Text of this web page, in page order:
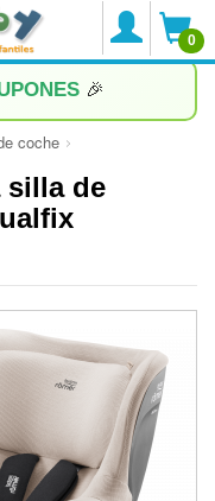
0
🎉
coche
silla de